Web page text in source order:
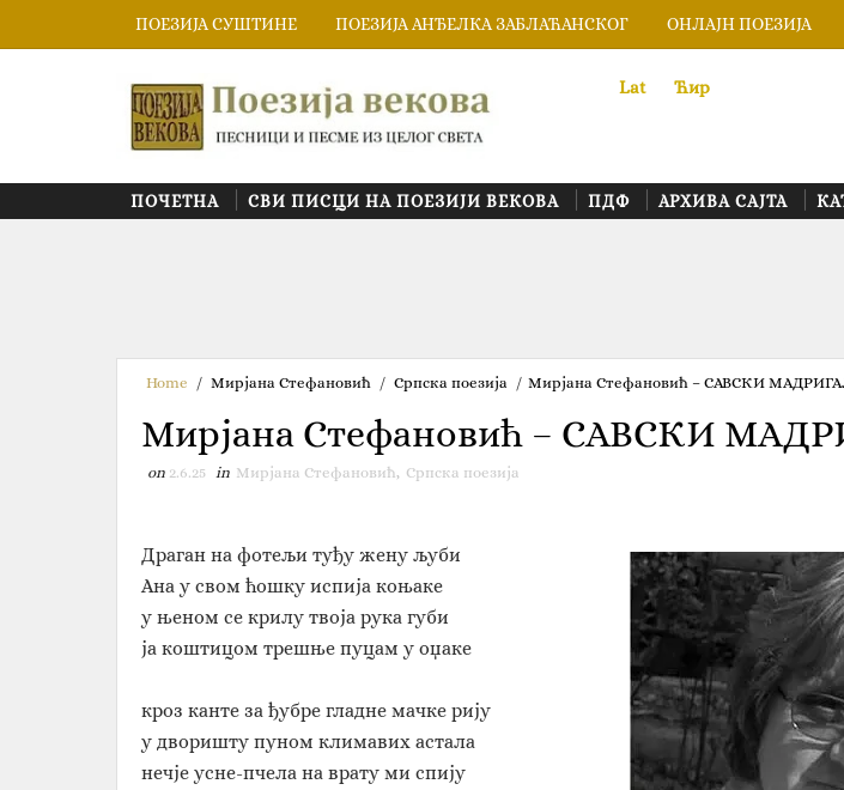
ПОЕЗИЈА СУШТИНЕ ПОЕЗИЈА АНЂЕЛКА ЗАБЛАЋАНСКОГ ОНЛАЈН ПОЕЗИЈА
Lat Ћир
ПОЧЕТНА СВИ ПИСЦИ НА ПОЕЗИЈИ ВЕКОВА ПДФ АРХИВА САЈТА
Home / Мирјана Стефановић / Српска поезија / Мирјана Стефановић – САВСКИ
Мирјана Стефановић – САВСКИ
on 2.6.25 in Мирјана Стефановић, Српска поезија
Драган на фотељи туђу жену љуби
Ана у свом ћошку испија коњаке
у њеном се крилу твоја рука губи
ја коштицом трешње пуцам у оџаке
кроз канте за ђубре гладне мачке рију
у дворишту пуном климавих астала
нечје усне-пчела на врату ми спију